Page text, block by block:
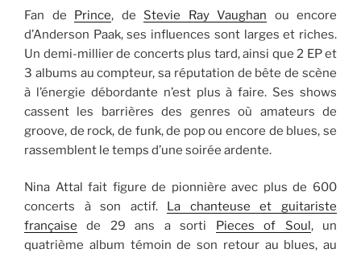
Fan de Prince, de Stevie Ray Vaughan ou encore
d’Anderson Paak, ses influences sont larges et riches.
Un demi-millier de concerts plus tard, ainsi que 2 EP et
3 albums au compteur, sa réputation de bête de scène
à l’énergie débordante n’est plus à faire. Ses shows
cassent les barrières des genres où amateurs de
groove, de rock, de funk, de pop ou encore de blues, se
rassemblent le temps d’une soirée ardente.
Nina Attal fait figure de pionnière avec plus de 600
concerts à son actif. La chanteuse et guitariste
française de 29 ans a sorti Pieces of Soul, un
quatrième album témoin de son retour au blues, au